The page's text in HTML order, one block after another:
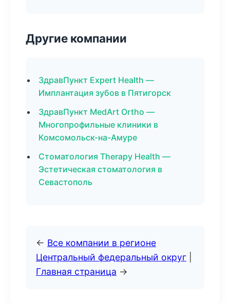
Другие компании
ЗдравПункт Expert Health —
Имплантация зубов в Пятигорск
ЗдравПункт MedArt Ortho —
Многопрофильные клиники в
Комсомольск-на-Амуре
Стоматология Therapy Health —
Эстетическая стоматология в
Севастополь
← Все компании в регионе
Центральный федеральный округ
Главная страница →